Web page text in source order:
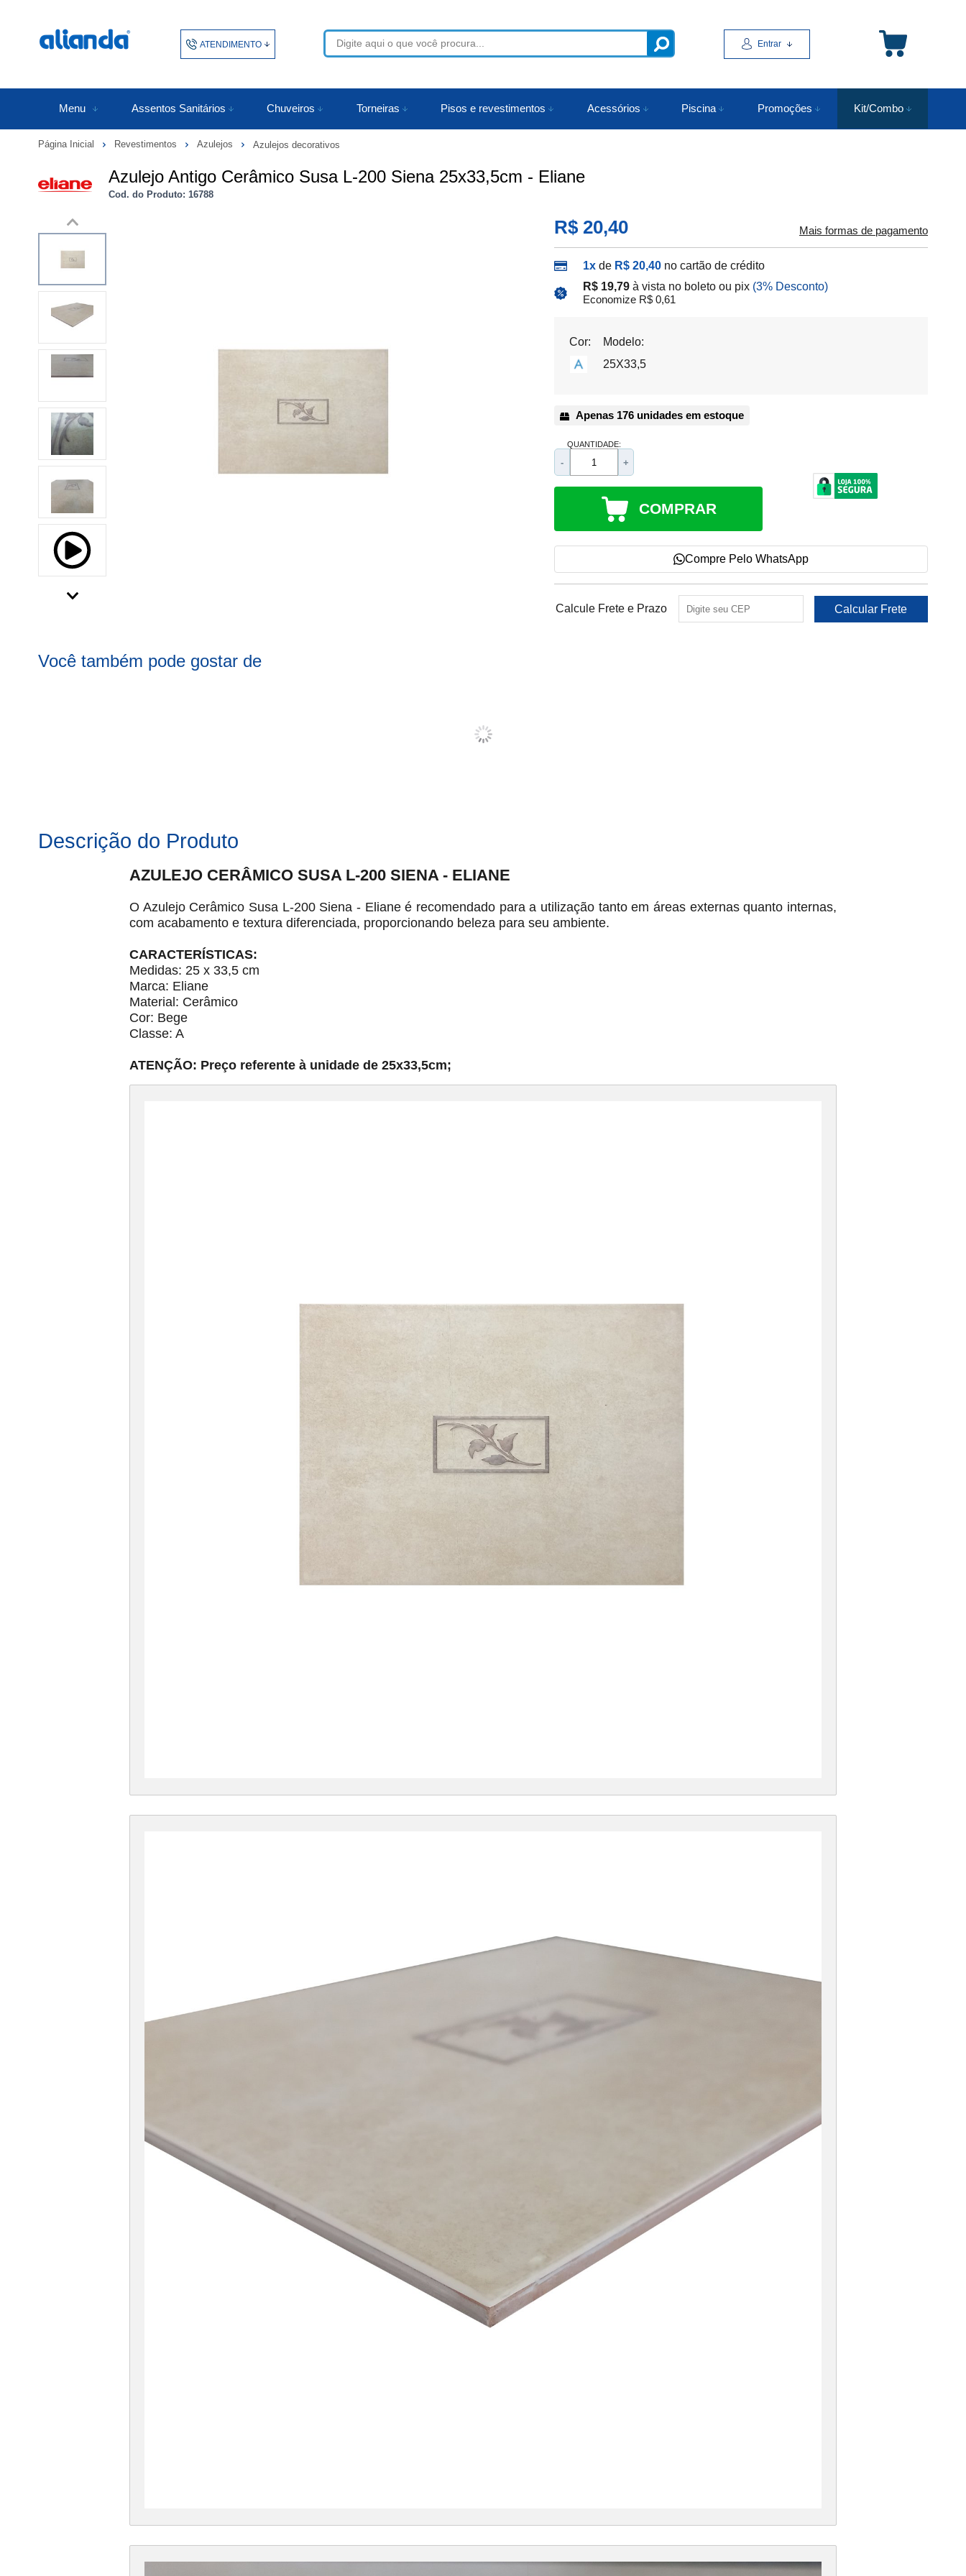
ATENDIMENTO
4834381753
atendimento@alianda.com.br
Entrar
Menu Assentos Sanitários Chuveiros Torneiras Pisos e revestimentos Acessórios Piscina Promoções Kit/Combo
Página Inicial Revestimentos Azulejos Azulejos decorativos
Azulejo Antigo Cerâmico Susa L-200 Siena 25x33,5cm - Eliane
Cod. do Produto: 16788
R$ 20,40 Mais formas de pagamento
1x de R$ 20,40 no cartão de crédito
R$ 19,79à vista no boleto ou pix (3% Desconto)
Economize R$ 0,61
Cor:
Modelo:
25X33,5
Apenas 176 unidades em estoque
QUANTIDADE:
- +
COMPRAR
Compre Pelo WhatsApp
Calcule Frete e Prazo
Você também pode gostar de
Descrição do Produto
AZULEJO CERÂMICO SUSA L-200 SIENA - ELIANE
O Azulejo Cerâmico Susa L-200 Siena - Eliane é recomendado para a utilização tanto em áreas externas quanto internas,
com acabamento e textura diferenciada, proporcionando beleza para seu ambiente.
CARACTERÍSTICAS:
Medidas: 25 x 33,5 cm
Marca: Eliane
Material: Cerâmico
Cor: Bege
Classe: A
ATENÇÃO: Preço referente à unidade de 25x33,5cm;